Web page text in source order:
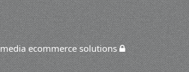
ecommerce solutions